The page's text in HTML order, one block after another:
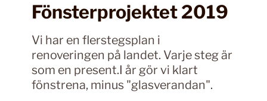
Fönsterprojektet 2019
Vi har en flerstegsplan i
renoveringen på landet. Varje steg är
som en present.I år gör vi klart
fönstrena, minus "glasverandan".